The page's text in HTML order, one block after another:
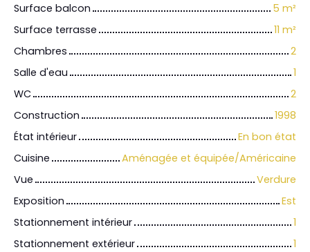
Surface balcon 5 m²
Surface terrasse
11 m²
Chambres
2
Salle d'eau
1
WC
2
Construction
1998
État intérieur
En bon état
Cuisine
Aménagée et équipée/Américaine
Vue
Verdure
Exposition
Est
Stationnement intérieur
1
Stationnement extérieur
1